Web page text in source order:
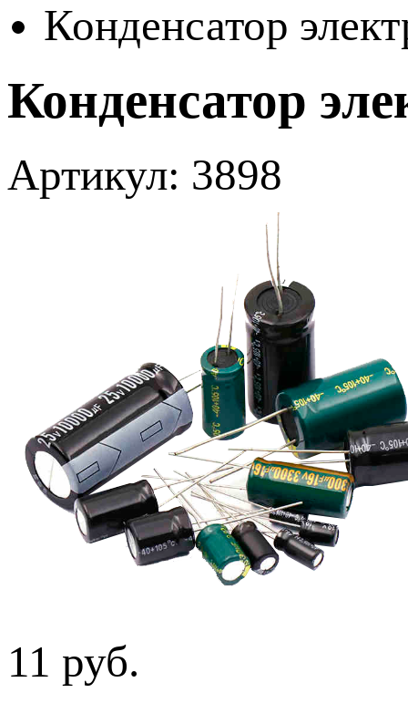
Конденсатор
Конденсатор
Артикул: 3898
11 руб.